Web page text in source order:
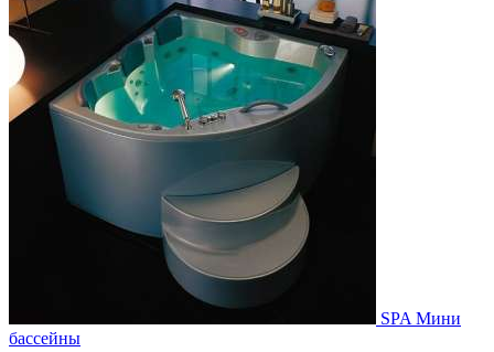
SPA Мини
бассейны